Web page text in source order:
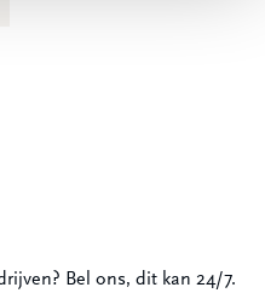
Bel ons, dit kan 24/7.